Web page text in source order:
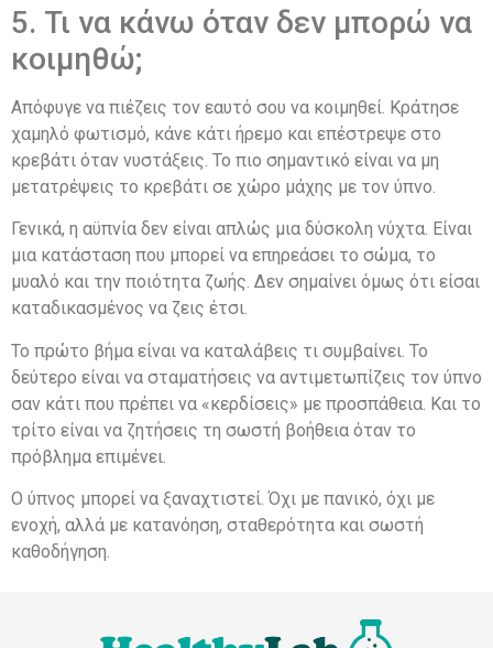
5. Τι να κάνω όταν δεν μπορώ να
κοιμηθώ;
Απόφυγε να πιέζεις τον εαυτό σου να κοιμηθεί. Κράτησε
χαμηλό φωτισμό, κάνε κάτι ήρεμο και επέστρεψε στο
κρεβάτι όταν νυστάξεις. Το πιο σημαντικό είναι να μη
μετατρέψεις το κρεβάτι σε χώρο μάχης με τον ύπνο.
Γενικά, η αϋπνία δεν είναι απλώς μια δύσκολη νύχτα. Είναι
μια κατάσταση που μπορεί να επηρεάσει το σώμα, το
μυαλό και την ποιότητα ζωής. Δεν σημαίνει όμως ότι είσαι
καταδικασμένος να ζεις έτσι.
Το πρώτο βήμα είναι να καταλάβεις τι συμβαίνει. Το
δεύτερο είναι να σταματήσεις να αντιμετωπίζεις τον ύπνο
σαν κάτι που πρέπει να «κερδίσεις» με προσπάθεια. Και το
τρίτο είναι να ζητήσεις τη σωστή βοήθεια όταν το
πρόβλημα επιμένει.
Ο ύπνος μπορεί να ξαναχτιστεί. Όχι με πανικό, όχι με
ενοχή, αλλά με κατανόηση, σταθερότητα και σωστή
καθοδήγηση.